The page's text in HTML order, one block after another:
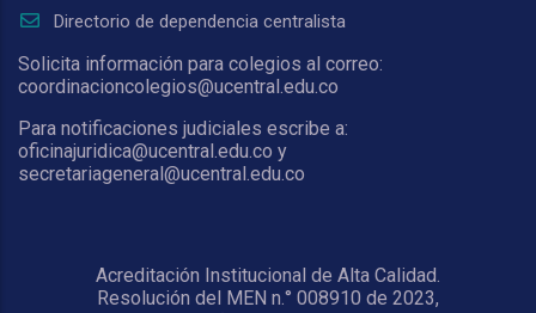
Directorio de dependencia centralista
Solicita información para colegios al correo:
coordinacioncolegios@ucentral.edu.co
Para notificaciones judiciales escribe a:
oficinajuridica@ucentral.edu.co y
secretariageneral@ucentral.edu.co
Acreditación Institucional de Alta Calidad.
Resolución del MEN n.° 008910 de 2023,